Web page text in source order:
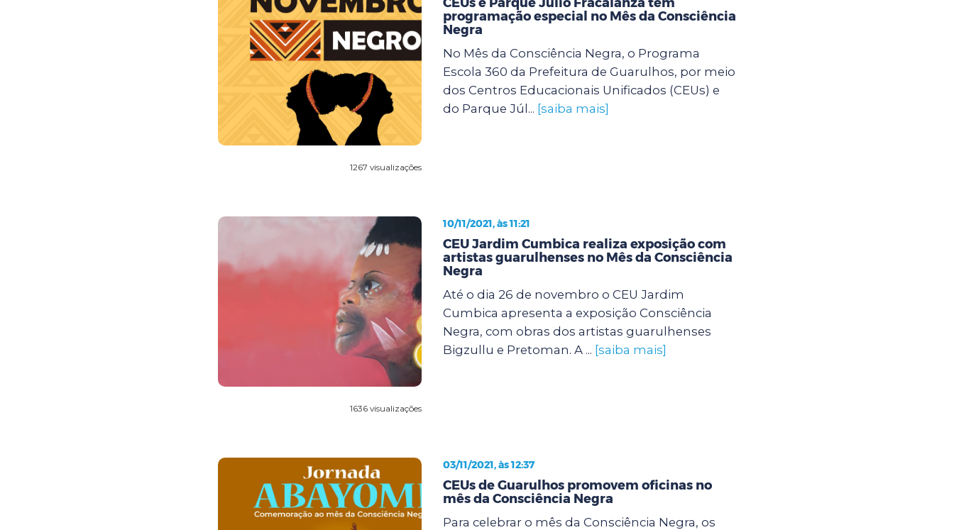
1267 visualizações
programação especial no Mês da Consciência
Negra
No Mês da Consciência Negra, o Programa
Escola 360 da Prefeitura de Guarulhos, por meio
dos Centros Educacionais Unificados (CEUs) e
do Parque Júl... [saiba mais]
1636 visualizações
10/11/2021, às 11:21
CEU Jardim Cumbica realiza exposição com
artistas guarulhenses no Mês da Consciência
Negra
Até o dia 26 de novembro o CEU Jardim
Cumbica apresenta a exposição Consciência
Negra, com obras dos artistas guarulhenses
Bigzullu e Pretoman. A ... [saiba mais]
03/11/2021, às 12:37
CEUs de Guarulhos promovem oficinas no
mês da Consciência Negra
Para celebrar o mês da Consciência Negra, os